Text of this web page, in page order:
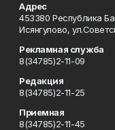
Адрес
453380 Республика
Исянгулово,
Рекламная служба
8(34785)2-11-09
Редакция
8(34785)2-11-25
Приемная
8(34785)2-11-45